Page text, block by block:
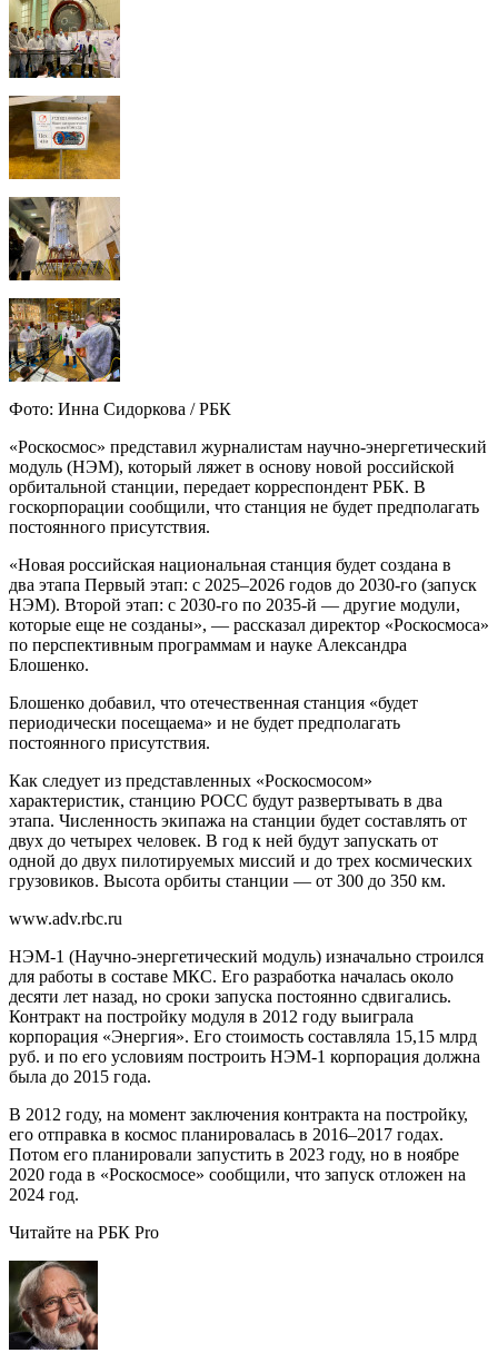
Фото: Инна Сидоркова / РБК
«Роскосмос» представил журналистам научно-энергетический
модуль (НЭМ), который ляжет в основу новой российской
орбитальной станции, передает корреспондент РБК. В
госкорпорации сообщили, что станция не будет предполагать
постоянного присутствия.
«Новая российская национальная станция будет создана в
два этапа Первый этап: с 2025–2026 годов до 2030-го (запуск
НЭМ). Второй этап: с 2030-го по 2035-й — другие модули,
которые еще не созданы», — рассказал директор «Роскосмоса»
по перспективным программам и науке Александра
Блошенко.
Блошенко добавил, что отечественная станция «будет
периодически посещаема» и не будет предполагать
постоянного присутствия.
Как следует из представленных «Роскосмосом»
характеристик, станцию РОСС будут развертывать в два
этапа. Численность экипажа на станции будет составлять от
двух до четырех человек. В год к ней будут запускать от
одной до двух пилотируемых миссий и до трех космических
грузовиков. Высота орбиты станции — от 300 до 350 км.
www.adv.rbc.ru
НЭМ-1 (Научно-энергетический модуль) изначально строился
для работы в составе МКС. Его разработка началась около
десяти лет назад, но сроки запуска постоянно сдвигались.
Контракт на постройку модуля в 2012 году выиграла
корпорация «Энергия». Его стоимость составляла 15,15 млрд
руб. и по его условиям построить НЭМ-1 корпорация должна
была до 2015 года.
В 2012 году, на момент заключения контракта на постройку,
его отправка в космос планировалась в 2016–2017 годах.
Потом его планировали запустить в 2023 году, но в ноябре
2020 года в «Роскосмосе» сообщили, что запуск отложен на
2024 год.
Читайте на РБК Pro